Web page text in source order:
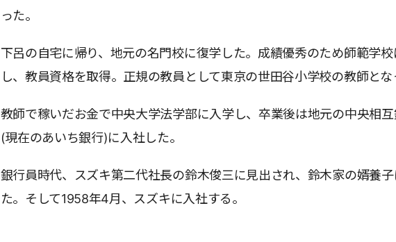
った。
下呂の自宅に帰り、地元の名門校に復学した。成績優秀のため師範学
し、教員資格を取得。正規の教員として東京の世田谷小学校の教師とな
教師で稼いだお金で中央大学法学部に入学し、卒業後は地元の中央相
(現在のあいち銀行)に入社した。
銀行員時代、スズキ第二代社長の鈴木俊三に見出され、鈴木家の婿養子
た。そして1958年4月、スズキに入社する。